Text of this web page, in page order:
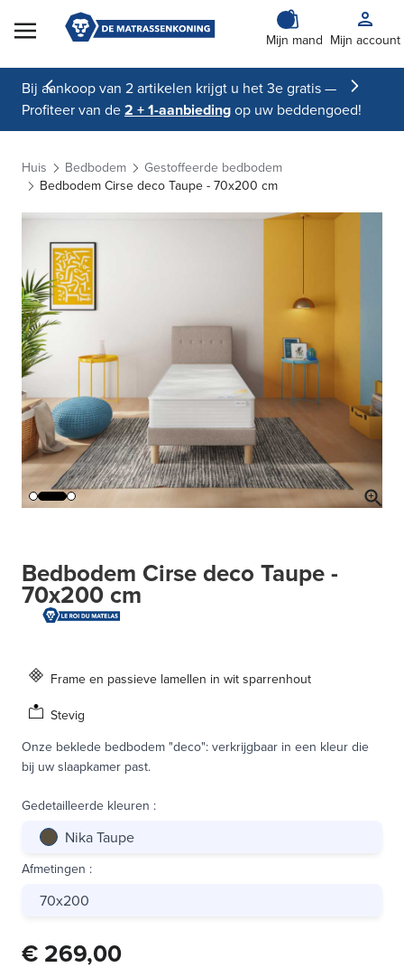
Skip to Content
Mijn mand Mijn account
Bij aankoop van 2 artikelen krijgt u het 3e gratis —
Profiteer van de2 + 1-aanbiedingop uw beddengoed!
Huis Bedbodem
Gestoffeerde bedbodem
Bedbodem Cirse deco Taupe - 70x200 cm
Bedbodem Cirse deco Taupe -
70x200 cm
Frame en passieve lamellen in wit sparrenhout
Stevig
Onze beklede bedbodem "deco": verkrijgbaar in een kleur die
bij uw slaapkamer past.
Gedetailleerde kleuren :
Nika Taupe
Afmetingen :
70x200
€ 269,00